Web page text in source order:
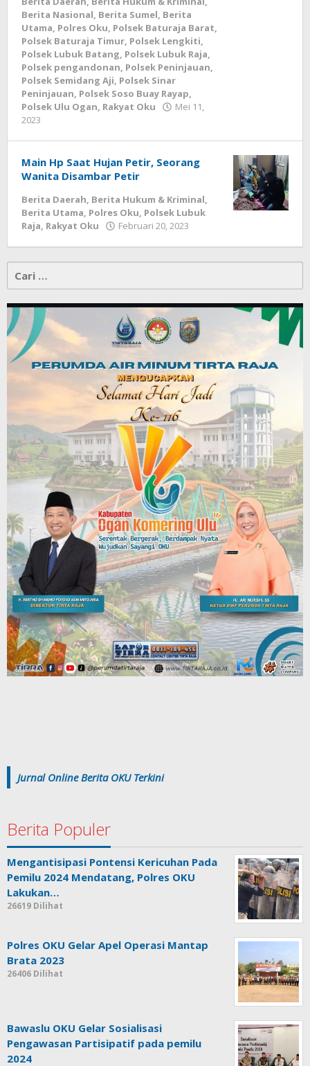
Berita Nasional, Berita Sumel, Berita
Utama, Polres Oku, Polsek Baturaja Barat,
Polsek Baturaja Timur, Polsek Lengkiti,
Polsek Lubuk Batang, Polsek Lubuk Raja,
Polsek pengandonan, Polsek Peninjauan,
Polsek Semidang Aji, Polsek Sinar
Peninjauan, Polsek Soso Buay Rayap,
Polsek Ulu Ogan, Rakyat Oku
Mei 11,
2023
Main Hp Saat Hujan Petir, Seorang
Wanita Disambar Petir
Berita Daerah, Berita Hukum & Kriminal,
Berita Utama, Polres Oku, Polsek Lubuk
Raja, Rakyat Oku Februari 20, 2023
untuk:
Jurnal Online Berita OKU Terkini
Berita Populer
Mengantisipasi Pontensi Kericuhan Pada
Pemilu 2024 Mendatang, Polres OKU
Lakukan…
26619 Dilihat
Polres OKU Gelar Apel Operasi Mantap
Brata 2023
26406 Dilihat
Bawaslu OKU Gelar Sosialisasi
Pengawasan Partisipatif pada pemilu
2024